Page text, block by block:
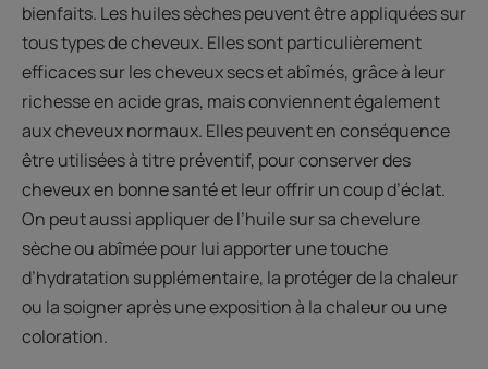
bienfaits. Les huiles sèches peuvent être appliquées sur
tous types de cheveux. Elles sont particulièrement
efficaces sur les cheveux secs et abîmés, grâce à leur
richesse en acide gras, mais conviennent également
aux cheveux normaux. Elles peuvent en conséquence
être utilisées à titre préventif, pour conserver des
cheveux en bonne santé et leur offrir un coup d’éclat.
On peut aussi appliquer de l’huile sur sa chevelure
sèche ou abîmée pour lui apporter une touche
d’hydratation supplémentaire, la protéger de la chaleur
ou la soigner après une exposition à la chaleur ou une
coloration.